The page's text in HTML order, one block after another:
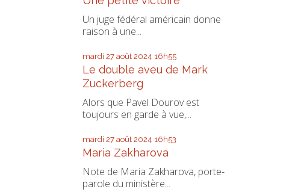
Un juge fédéral américain donne
raison à une...
mardi 27 août 2024 16h55
Le double aveu de Mark
Zuckerberg
Alors que Pavel Dourov est
toujours en garde à vue,...
mardi 27 août 2024 16h53
Maria Zakharova
Note de Maria Zakharova, porte-
parole du ministère...